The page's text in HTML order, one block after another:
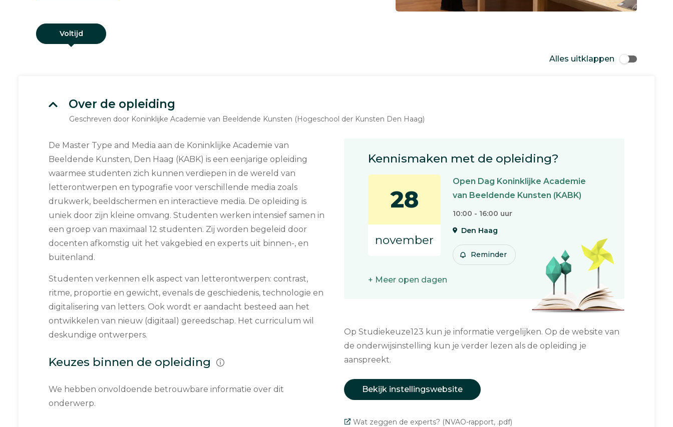
Voltijd
Alles uitklappen
Over de opleiding
Geschreven door Koninklijke Academie van Beeldende Kunsten (Hogeschool der Kunsten Den Haag)
De Master Type and Media aan de Koninklijke Academie van
Beeldende Kunsten, Den Haag (KABK) is een eenjarige opleiding
waarmee studenten zich kunnen verdiepen in de wereld van
letterontwerpen en typografie voor verschillende media zoals
drukwerk, beeldschermen en interactieve media. De opleiding is
uniek door zijn kleine omvang. Studenten werken intensief samen in
een groep van maximaal 12 studenten. Zij worden begeleid door
docenten afkomstig uit het vakgebied en experts uit binnen-, en
buitenland.
Studenten verkennen elk aspect van letterontwerpen: contrast,
ritme, proportie en gewicht, evenals de geschiedenis, technologie en
digitalisering van letters. Ook wordt er aandacht besteed aan het
ontwikkelen van nieuw (digitaal) gereedschap. Het curriculum wil
deskundige ontwerpers.
Keuzes binnen de opleiding
We hebben onvoldoende betrouwbare informatie over dit
onderwerp.
Kennismaken met de opleiding?
28
november
Open Dag Koninklijke Academie
van Beeldende Kunsten (KABK)
10:00 - 16:00 uur
Den Haag
Reminder
+ Meer open dagen
Op Studiekeuze123 kun je informatie vergelijken. Op de website van
de onderwijsinstelling kun je verder lezen als de opleiding je
aanspreekt.
Bekijk instellingswebsite
Wat zeggen de experts? (NVAO-rapport, .pdf)